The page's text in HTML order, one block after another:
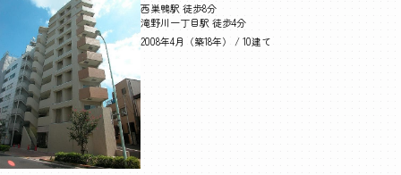
西巣鴨駅 徒歩8分
滝野川一丁目駅 徒歩4分
2008年4月（築18年） / 10建て